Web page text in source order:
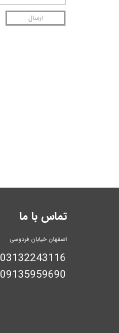
ارسال
تماس با ما
اصفهان خیابان فردوسی
03132243116
​​​​​​​09135959690